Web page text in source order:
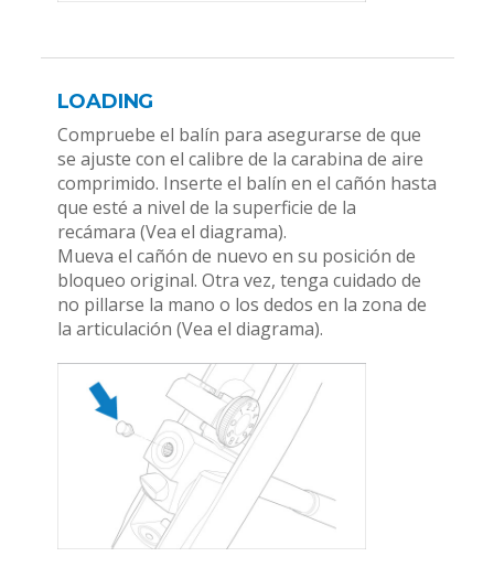
LOADING
Compruebe el balín para asegurarse de que
se ajuste con el calibre de la carabina de aire
comprimido. Inserte el balín en el cañón hasta
que esté a nivel de la superficie de la
recámara (Vea el diagrama).
Mueva el cañón de nuevo en su posición de
bloqueo original. Otra vez, tenga cuidado de
no pillarse la mano o los dedos en la zona de
la articulación (Vea el diagrama).